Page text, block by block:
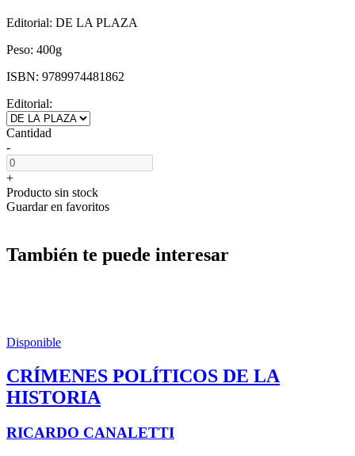
Editorial: DE LA PLAZA
Peso: 400g
ISBN: 9789974481862
Editorial:
Cantidad
-
+
Producto sin stock
Guardar en favoritos
También te puede interesar
Disponible
CRÍMENES POLÍTICOS DE LA
HISTORIA
RICARDO CANALETTI